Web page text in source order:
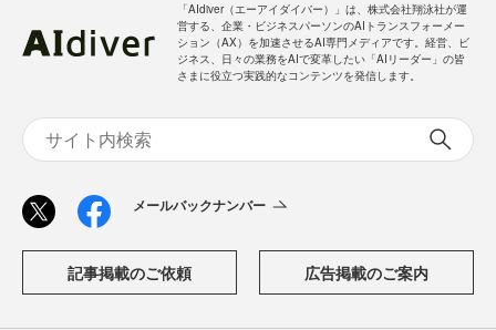
「AIdiver（エーアイダイバー）」は、株式会社翔泳社が運
営する、企業・ビジネスパーソンのAIトランスフォーメー
ション（AX）を加速させるAI専門メディアです。経営、ビ
ジネス、日々の業務をAIで変革したい「AIリーダー」の皆
さまに役立つ実践的なコンテンツを発信します。
メールバックナンバー
記事掲載のご依頼 広告掲載のご案内